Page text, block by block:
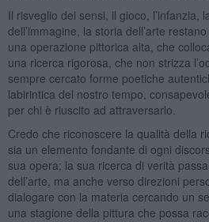
Il risveglio dei sensi, il gioco, l’infanzia,
dell’immagine, la storia dell’arte
una operazione pittorica alta, che
una ricerca rigorosa, che non strizza
sempre cercato forme poetiche
labirintica del nostro tempo,
per chi è riuscito ad attraversarlo.
Credo che riconoscere la qualità della
sia un elemento fondante di ogni
sua opera; la sua ricerca di verità
dell’arte, ma anche verso direzioni
dialogare con la materia cercando un
una stagione della pittura che possa